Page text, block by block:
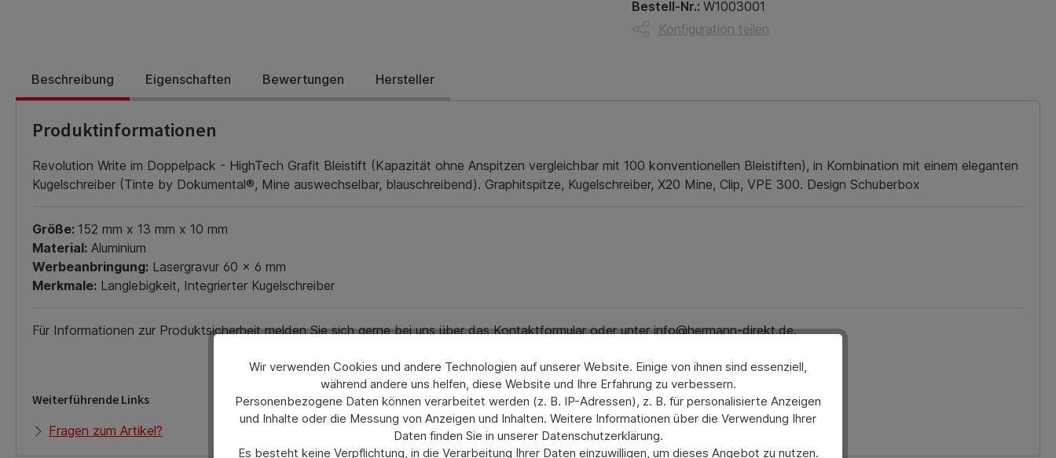
Bestell-Nr.: W1003001
Konfiguration teilen
Beschreibung Eigenschaften Bewertungen Hersteller
Produktinformationen
Revolution Write im Doppelpack - HighTech Grafit Bleistift (Kapazität ohne Anspitzen vergleichbar mit 100 konventionellen Bleistiften), in Kombination mit einem eleganten
Kugelschreiber (Tinte by Dokumental®, Mine auswechselbar, blauschreibend). Graphitspitze, Kugelschreiber, X20 Mine, Clip, VPE 300. Design Schuberbox
Größe: 152 mm x 13 mm x 10 mm
Material: Aluminium
Werbeanbringung: Lasergravur 60 x 6 mm
Merkmale: Langlebigkeit, Integrierter Kugelschreiber
Für Informationen zur Produktsicherheit melden Sie sich gerne bei uns über das Kontaktformular oder unter info@hermann-direkt.de.
Weiterführende Links
Fragen zum Artikel?
Wir verwenden Cookies und andere Technologien auf unserer Website. Einige von ihnen sind essenziell,
während andere uns helfen, diese Website und Ihre Erfahrung zu verbessern.
Personenbezogene Daten können verarbeitet werden (z. B. IP-Adressen), z. B. für personalisierte Anzeigen
und Inhalte oder die Messung von Anzeigen und Inhalten. Weitere Informationen über die Verwendung Ihrer
Daten finden Sie in unserer Datenschutzerklärung.
Es besteht keine Verpflichtung, in die Verarbeitung Ihrer Daten einzuwilligen, um dieses Angebot zu nutzen.